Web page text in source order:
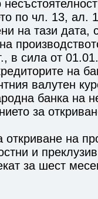
по чл. 13, ал. 1
на тази дата,
в сила от
на
валутен
банка на
за
на
и
за шест